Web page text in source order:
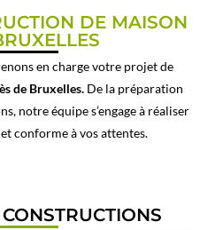
DE MAISON
en charge votre projet de
de Bruxelles.De la préparation
notre équipe s’engage à réaliser
conforme à vos attentes.